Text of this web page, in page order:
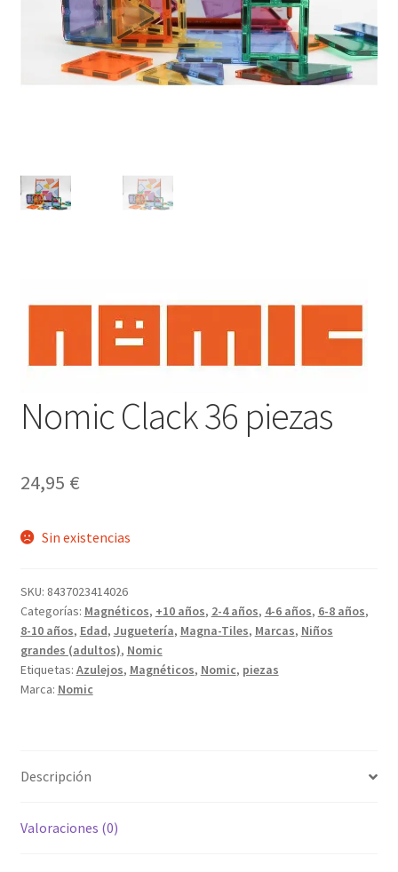
Nomic Clack 36 piezas
24,95 €
Sin existencias
SKU: 8437023414026
Categorías: Magnéticos, +10 años, 2-4 años, 4-6 años, 6-8 años,
8-10 años, Edad, Juguetería, Magna-Tiles, Marcas, Niños
grandes (adultos), Nomic
Etiquetas: Azulejos, Magnéticos, Nomic, piezas
Marca: Nomic
Descripción
Valoraciones (0)